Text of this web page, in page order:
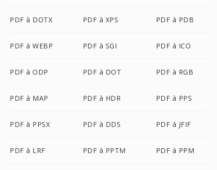
PDF à DOTX PDF à XPS PDF à PDB
PDF à WEBP PDF à SGI PDF à ICO
PDF à ODP PDF à DOT PDF à RGB
PDF à MAP PDF à HDR PDF à PPS
PDF à PPSX PDF à DDS PDF à JFIF
PDF à LRF PDF à PPTM PDF à PPM